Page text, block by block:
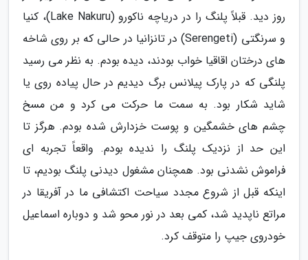
روز دید. قبلاً پلنگ را در دریاچه ناکورو (Lake Nakuru)، کنیا
و سرنگتی (Serengeti) در تانزانیا در حالی که بر روی شاخه
های درختان اقاقیا خواب بودند، دیده بودم. به نظر می رسید
پلنگی که در پارک پیلانس برگ دیدیم در حال پیاده روی یا
شاید شکار بود. به سمت ما حرکت می کرد و من مسخ
چشم های خشمگین و پوست خزدارش شده بودم. هرگز تا
این حد از نزدیک پلنگ را ندیده بودم. واقعاً تجربه ای
فراموش نشدنی بود. همچنان مشغول دیدنی پلنگ بودیم، تا
اینکه قبل از شروع مجدد سیاحت اکتشافی ما در آفریقا در
مراتع ناپدید شد، کمی بعد در نور محو شد و دوباره اسماعیل
خودروی جیپ را متوقف کرد.